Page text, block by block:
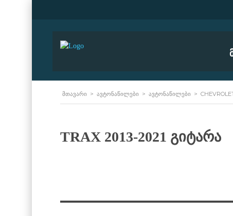
ᲛᲗᲐᲕᲐᲠᲘ > ᲐᲕᲢᲝᲜᲐᲬᲘᲚᲔᲑᲘ > ᲐᲕᲢᲝᲜᲐᲬᲘᲚᲔᲑᲘ >
TRAX 2013-2021 გიტარა